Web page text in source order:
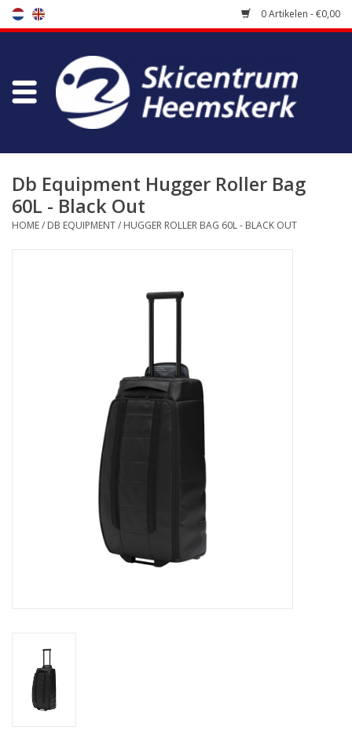
0 Artikelen - €0,00
Winkel
Bootfitting
Onderhoud
Db Equipment Hugger Roller Bag
60L - Black Out
HOME/ DB EQUIPMENT/ HUGGER ROLLER BAG 60L - BLACK OUT